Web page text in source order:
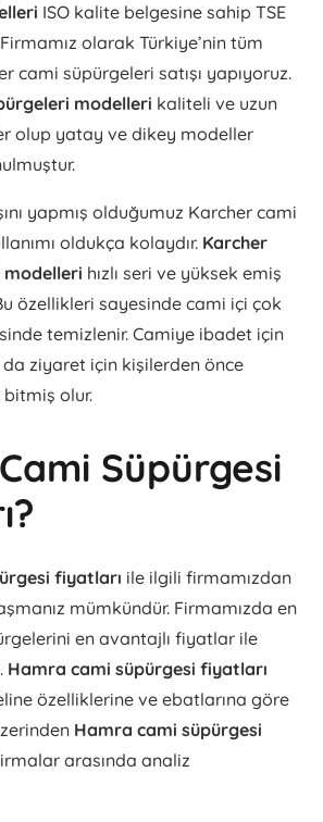
ISO kalite belgesine sahip TSE
olarak Türkiye’nin tüm
cami süpürgeleri satışı yapıyoruz.
modelleri kaliteli ve uzun
olup yatay ve dikey modeller
yapmış olduğumuz Karcher cami
oldukça kolaydır. Karcher
modelleri hızlı seri ve yüksek emiş
özellikleri sayesinde cami içi çok
temizlenir. Camiye ibadet için
ziyaret için kişilerden önce
olur.
Süpürgesi
fiyatları ile ilgili firmamızdan
mümkündür. Firmamızda en
en avantajlı fiyatlar ile
Hamra cami süpürgesi fiyatları
özelliklerine ve ebatlarına göre
Hamra cami süpürgesi
arasında analiz